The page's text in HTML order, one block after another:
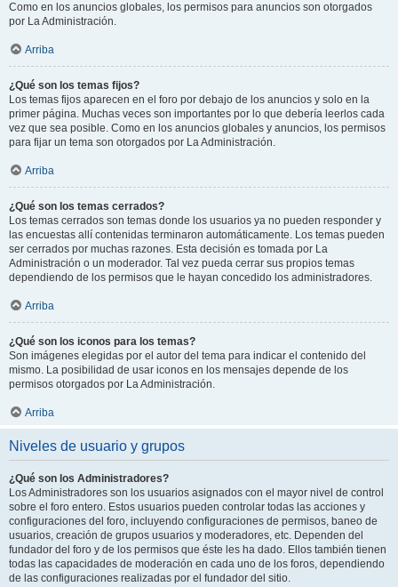
Como en los anuncios globales, los permisos para anuncios son otorgados
por La Administración.
Arriba
¿Qué son los temas fijos?
Los temas fijos aparecen en el foro por debajo de los anuncios y solo en la
primer página. Muchas veces son importantes por lo que debería leerlos cada
vez que sea posible. Como en los anuncios globales y anuncios, los permisos
para fijar un tema son otorgados por La Administración.
Arriba
¿Qué son los temas cerrados?
Los temas cerrados son temas donde los usuarios ya no pueden responder y
las encuestas allí contenidas terminaron automáticamente. Los temas pueden
ser cerrados por muchas razones. Esta decisión es tomada por La
Administración o un moderador. Tal vez pueda cerrar sus propios temas
dependiendo de los permisos que le hayan concedido los administradores.
Arriba
¿Qué son los iconos para los temas?
Son imágenes elegidas por el autor del tema para indicar el contenido del
mismo. La posibilidad de usar iconos en los mensajes depende de los
permisos otorgados por La Administración.
Arriba
Niveles de usuario y grupos
¿Qué son los Administradores?
Los Administradores son los usuarios asignados con el mayor nivel de control
sobre el foro entero. Estos usuarios pueden controlar todas las acciones y
configuraciones del foro, incluyendo configuraciones de permisos, baneo de
usuarios, creación de grupos usuarios y moderadores, etc. Dependen del
fundador del foro y de los permisos que éste les ha dado. Ellos también tienen
todas las capacidades de moderación en cada uno de los foros, dependiendo
de las configuraciones realizadas por el fundador del sitio.